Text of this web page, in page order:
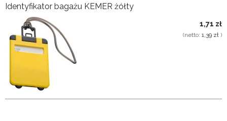
Identyfikator bagażu KEMER żółty
1,71 zł
(netto: 1,39 zł )